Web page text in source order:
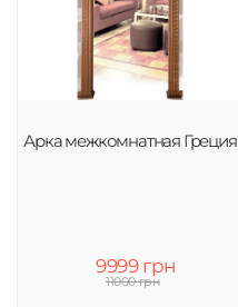
Арка межкомнатная Греция
9999 грн
11000 грн